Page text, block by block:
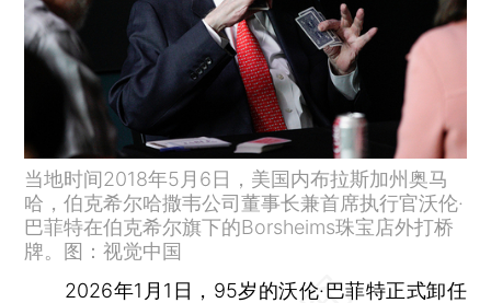
当地时间2018年5月6日，美国内布拉斯加州奥马
哈，伯克希尔哈撒韦公司董事长兼首席执行官沃伦·
巴菲特在伯克希尔旗下的Borsheims珠宝店外打桥
牌。图：视觉中国
2026年1月1日，95岁的沃伦·巴菲特正式卸任